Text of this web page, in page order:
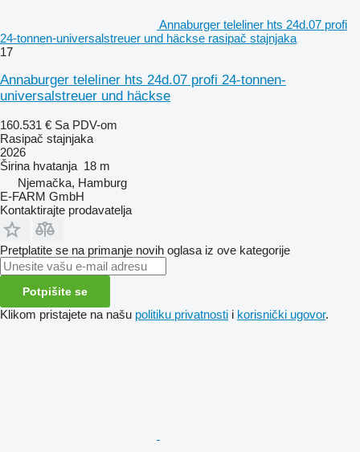
Annaburger teleliner hts 24d.07 profi
24-tonnen-universalstreuer und häckse rasipač stajnjaka
17
Annaburger teleliner hts 24d.07 profi 24-tonnen-
universalstreuer und häckse
160.531 € Sa PDV-om
Rasipač stajnjaka
2026
Širina hvatanja 18 m
Njemačka, Hamburg
E-FARM GmbH
Kontaktirajte prodavatelja
Pretplatite se na primanje novih oglasa iz ove kategorije
Potpišite se
Klikom pristajete na našu politiku privatnosti i korisnički ugovor.